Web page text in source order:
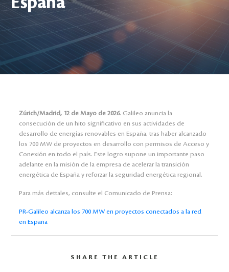
Zúrich/Madrid, 12 de Mayo de 2026. Galileo anuncia la
consecución de un hito significativo en sus actividades de
desarrollo de energías renovables en España, tras haber alcanzado
los 700 MW de proyectos en desarrollo con permisos de Acceso y
Conexión en todo el país. Este logro supone un importante paso
adelante en la misión de la empresa de acelerar la transición
energética de España y reforzar la seguridad energética regional.
Para más dettales, consulte el Comunicado de Prensa:
PR-Galileo alcanza los 700 MW en proyectos conectados a la red
en España
SHARE THE ARTICLE